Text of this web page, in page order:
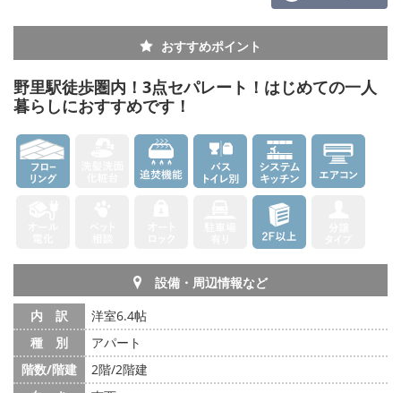
おすすめポイント
野里駅徒歩圏内！3点セパレート！はじめての一人
暮らしにおすすめです！
設備・周辺情報など
内 訳
洋室6.4帖
種 別
アパート
階数/階建
2階/2階建